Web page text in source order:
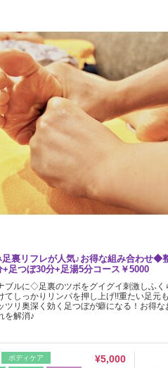
足裏リフレが人気♪お得な組み合わせ◆
足つぼ30分+足湯5分コース￥5000
ブルに◇足裏のツボをグイグイ刺激しふく
てしっかりリンパを押し上げ!!重たい足元も
リ奥深く効く足つぼが癖になる！お得な
を解消♪
ボディケア
¥5,000